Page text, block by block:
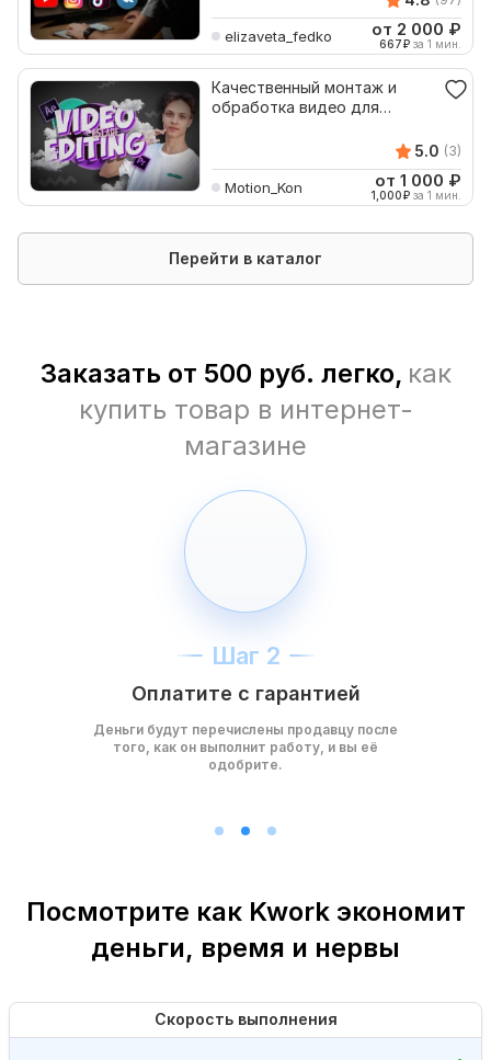
elizaveta_fedko от 2 000 ₽
667₽ за 1 мин.
Качественный монтаж и
обработка видео для
5.0 (3)
Motion_Kon от 1 000 ₽
1,000₽ за 1 мин.
Перейти в каталог
Заказать от 500 руб. легко, как
купить товар в интернет-
магазине
Шаг 2
Оплатите с гарантией
Деньги будут перечислены продавцу после
того, как он выполнит работу, и вы её
одобрите.
Посмотрите как Kwork экономит
деньги, время и нервы
Скорость выполнения